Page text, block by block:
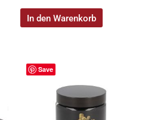
In den Warenkorb
Save